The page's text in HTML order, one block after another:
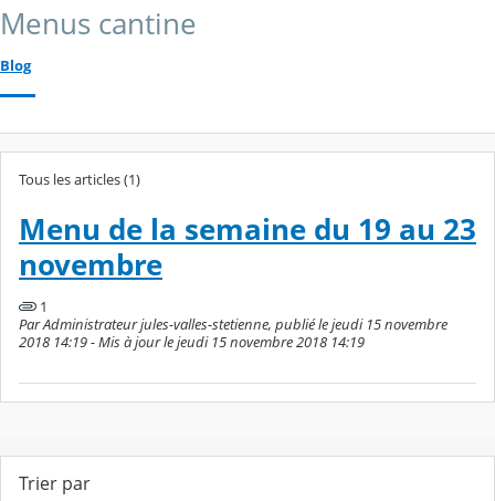
Menus cantine
Blog
Tous les articles (1)
Menu de la semaine du 19 au 23
novembre
1
Par Administrateur jules-valles-stetienne, publié le jeudi 15 novembre
2018 14:19 - Mis à jour le jeudi 15 novembre 2018 14:19
Trier par